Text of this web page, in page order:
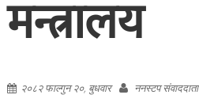
मन्त्रालय
२०८२ फाल्गुन २०, बुधवार ननस्टप संवाददाता